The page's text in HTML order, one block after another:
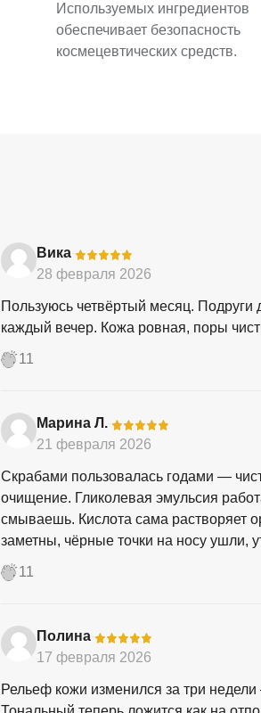
Используемых ингредиентов
обеспечивает безопасность
космецевтических средств.
Вика-
28 февраля 2026
Пользуюсь четвёртый месяц.
каждый вечер. Кожа ровная, поры
11
Марина Л.-
21 февраля 2026
Скрабами пользовалась годами —
очищение. Гликолевая эмульсия
смываешь. Кислота сама растворяет
заметны, чёрные точки на носу ушли,
11
Полина-
17 февраля 2026
Рельеф кожи изменился за три